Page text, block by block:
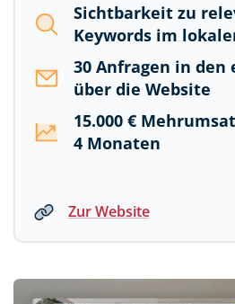
Sichtbarkeit zu
Keywords im
30 Anfragen in den
über die Website
15.000 €
4 Monaten
Zur Website